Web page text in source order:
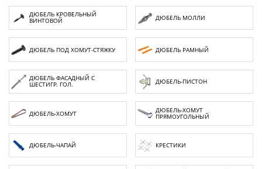
ДЮБЕЛЬ КРОВЕЛЬНЫЙ
ВИНТОВОЙ
ДЮБЕЛЬ МОЛЛИ
ДЮБЕЛЬ ПОД ХОМУТ-СТЯЖКУ ДЮБЕЛЬ РАМНЫЙ
ДЮБЕЛЬ ФАСАДНЫЙ С
ШЕСТИГР. ГОЛ.
ДЮБЕЛЬ-ПИСТОН
ДЮБЕЛЬ-ХОМУТ
ДЮБЕЛЬ-ХОМУТ
ПРЯМОУГОЛЬНЫЙ
ДЮБЕЛЬ-ЧАПАЙ КРЕСТИКИ